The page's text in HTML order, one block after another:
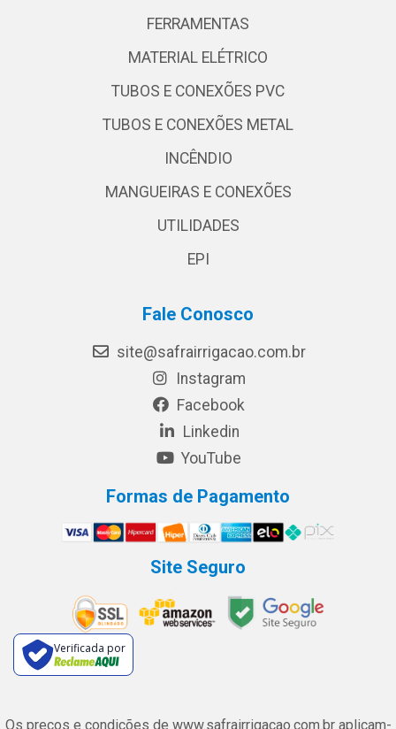
FERRAMENTAS
MATERIAL ELÉTRICO
TUBOS E CONEXÕES PVC
TUBOS E CONEXÕES METAL
INCÊNDIO
MANGUEIRAS E CONEXÕES
UTILIDADES
EPI
Fale Conosco
site@safrairrigacao.com.br
Instagram
Facebook
Linkedin
YouTube
Formas de Pagamento
Site Seguro
Verificada por
Os preços e condições de www.safrairrigacao.com.br aplicam-